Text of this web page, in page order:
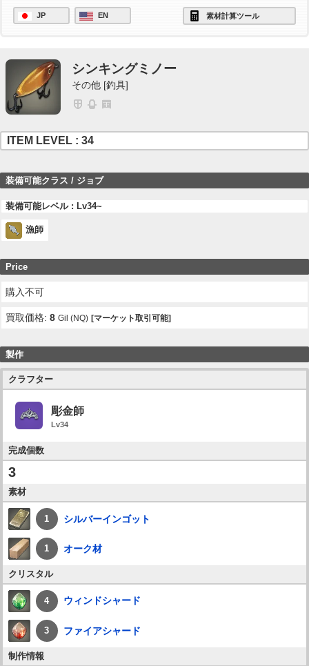
JP EN 素材計算ツール
シンキングミノー
その他 [釣具]
ITEM LEVEL : 34
装備可能クラス / ジョブ
装備可能レベル : Lv34~
漁師
Price
購入不可
買取価格:8 Gil (NQ) [マーケット取引可能]
製作
クラフター
彫金師
Lv34
完成個数
3
素材
1 シルバーインゴット
1 オーク材
クリスタル
4 ウィンドシャード
3 ファイアシャード
制作情報